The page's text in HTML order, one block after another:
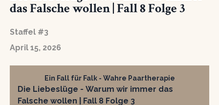
das Falsche wollen | Fall 8 Folge 3
Staffel #3
April 15, 2026